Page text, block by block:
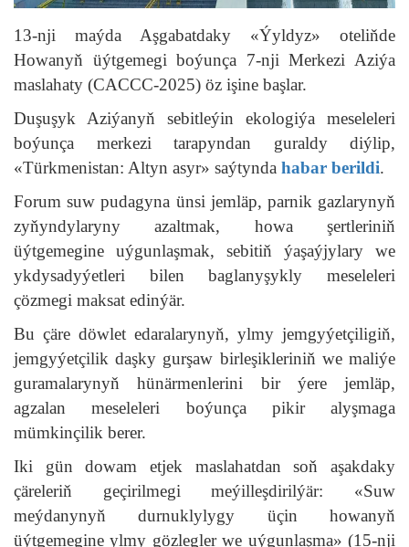
13-nji maýda Aşgabatdaky «Ýyldyz» oteliňde
Howanyň üýtgemegi boýunça 7-nji Merkezi Aziýa
maslahaty (CACCC-2025) öz işine başlar.
Duşuşyk Aziýanyň sebitleýin ekologiýa meseleleri
boýunça merkezi tarapyndan guraldy diýlip,
«Türkmenistan: Altyn asyr» saýtynda habar berildi.
Forum suw pudagyna ünsi jemläp, parnik gazlarynyň
zyňyndylaryny azaltmak, howa şertleriniň
üýtgemegine uýgunlaşmak, sebitiň ýaşaýjylary we
ykdysadyýetleri bilen baglanyşykly meseleleri
çözmegi maksat edinýär.
Bu çäre döwlet edaralarynyň, ylmy jemgyýetçiligiň,
jemgyýetçilik daşky gurşaw birleşikleriniň we maliýe
guramalarynyň hünärmenlerini bir ýere jemläp,
agzalan meseleleri boýunça pikir alyşmaga
mümkinçilik berer.
Iki gün dowam etjek maslahatdan soň aşakdaky
çäreleriň geçirilmegi meýilleşdirilýär: «Suw
meýdanynyň durnuklylygy üçin howanyň
üýtgemegine ylmy gözlegler we uýgunlaşma» (15-nji